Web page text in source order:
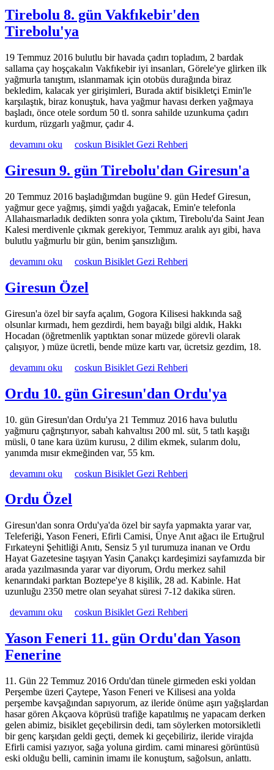
Tirebolu 8. gün Vakfıkebir'den
Tirebolu'ya
19 Temmuz 2016 bulutlu bir havada çadırı topladım, 2 bardak
sallama çay hoşçakalın Vakfıkebir iyi insanları, Görele'ye glirken ilk
yağmurla tanıştım, ıslanmamak için otobüs durağında biraz
bekledim, kalacak yer girişimleri, Burada aktif bisikletçi Emin'le
karşılaştık, biraz konuştuk, hava yağmur havası derken yağmaya
başladı, önce otele sordum 50 tl. sonra sahilde uzunkuma çadırı
kurdum, rüzgarlı yağmur, çadır 4.
Tirebolu 8. gün Vakfıkebir'den Tirebolu'ya hakkında
devamını oku coskun Bisiklet Gezi Rehberi
Giresun 9. gün Tirebolu'dan Giresun'a
20 Temmuz 2016 başladığımdan bugüne 9. gün Hedef Giresun,
yağmur gece yağmış, şimdi yağdı yağacak, Emin'e telefonla
Allahaısmarladık dedikten sonra yola çıktım, Tirebolu'da Saint Jean
Kalesi merdivenle çıkmak gerekiyor, Temmuz aralık ayı gibi, hava
bulutlu yağmurlu bir gün, benim şansızlığım.
Giresun 9. gün Tirebolu'dan Giresun'a hakkında
devamını oku coskun Bisiklet Gezi Rehberi
Giresun Özel
Giresun'a özel bir sayfa açalım, Gogora Kilisesi hakkında sağ
olsunlar kırmadı, hem gezdirdi, hem bayağı bilgi aldık, Hakkı
Hocadan (öğretmenlik yaptıktan sonar müzede görevli olarak
çalışıyor, ) müze ücretli, bende müze kartı var, ücretsiz gezdim, 18.
Giresun Özel hakkında
devamını oku coskun Bisiklet Gezi Rehberi
Ordu 10. gün Giresun'dan Ordu'ya
10. gün Giresun'dan Ordu'ya 21 Temmuz 2016 hava bulutlu
yağmuru çağrıştırıyor, sabah kahvaltısı 200 ml. süt, 5 tatlı kaşığı
müsli, 0 tane kara üzüm kurusu, 2 dilim ekmek, sularım dolu,
yanımda mısır ekmeğinden var, 55 km.
Ordu 10. gün Giresun'dan Ordu'ya hakkında
devamını oku coskun Bisiklet Gezi Rehberi
Ordu Özel
Giresun'dan sonra Ordu'ya'da özel bir sayfa yapmakta yarar var,
Teleferiği, Yason Feneri, Efirli Camisi, Ünye Anıt ağacı ile Ertuğrul
Fırkateyni Şehitliği Anıtı, Sensiz 5 yıl turumuza inanan ve Ordu
Hayat Gazetesine taşıyan Yasin Çanakçı kardeşimizi sayfamızda bir
arada yazılmasında yarar var diyorum, Ordu merkez sahil
kenarındaki parktan Boztepe'ye 8 kişilik, 28 ad. Kabinle. Hat
uzunluğu 2350 metre olan seyahat süresi 7-12 dakika süren.
Ordu Özel hakkında
devamını oku coskun Bisiklet Gezi Rehberi
Yason Feneri 11. gün Ordu'dan Yason
Fenerine
11. Gün 22 Temmuz 2016 Ordu'dan tünele girmeden eski yoldan
Perşembe üzeri Çaytepe, Yason Feneri ve Kilisesi ana yolda
perşembe kavşağından sapıyorum, az ileride önüme aşırı yağışlardan
hasar gören Akçaova köprüsü trafiğe kapatılmış ne yapacam derken
gelen abimiz, bisiklet geçebilirsin dedi, tam söylerken motorsikletli
bir genç karşıdan geldi geçti, demek ki geçebiliriz, ileride virajda
Efirli camisi yazıyor, sağa yoluna girdim. cami minaresi görüntüsü
eski olduğu belli, caminin imamı ile konuştum, sağolsun, anlattı.